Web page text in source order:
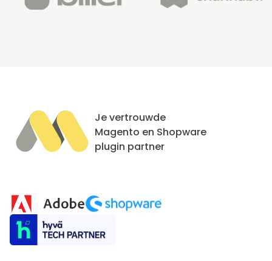
Je vertrouwde
Magento en Shopware
plugin partner